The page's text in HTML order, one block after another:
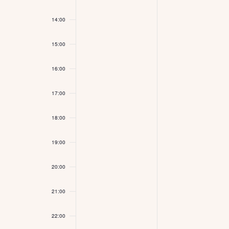
14:00
15:00
16:00
17:00
18:00
19:00
20:00
21:00
22:00